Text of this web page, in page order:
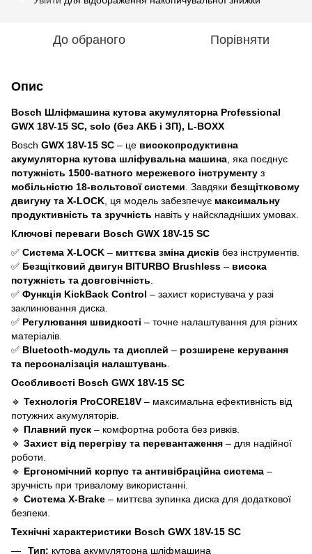
До обраного Порівняти
Опис
Bosch Шліфмашина кутова акумуляторна Professional
GWX 18V-15 SC, solo (без АКБ і ЗП), L-BOXX
Bosch GWX 18V-15 SC – це високопродуктивна
акумуляторна кутова шліфувальна машина , яка поєднує
потужність 1500-ватного мережевого інструменту з
мобільністю 18-вольтової системи . Завдяки безщітковому
двигуну та X-LOCK , ця модель забезпечує максимальну
продуктивність та зручність навіть у найскладніших умовах.
Ключові переваги Bosch GWX 18V-15 SC
✅ Система X-LOCK – миттєва зміна дисків без інструментів.
✅ Безщітковий двигун BITURBO Brushless – висока
потужність та довговічність
✅ Функція KickBack Control – захист користувача у разі
заклинювання диска.
✅ Регулювання швидкості – точне налаштування для різних
матеріалів.
✅ Bluetooth-модуль та дисплей – розширене керування
та персоналізація налаштувань
Особливості Bosch GWX 18V-15 SC
🔹 Технологія ProCORE18V – максимальна ефективність від
потужних акумуляторів.
🔹 Плавний пуск – комфортна робота без ривків.
🔹 Захист від перегріву та перевантаження – для надійної
роботи.
🔹 Ергономічний корпус та антивібраційна система –
зручність при тривалому використанні.
🔹 Система X-Brake – миттєва зупинка диска для додаткової
безпеки.
Технічні характеристики Bosch GWX 18V-15 SC
Тип: кутова акумуляторна шліфмашина